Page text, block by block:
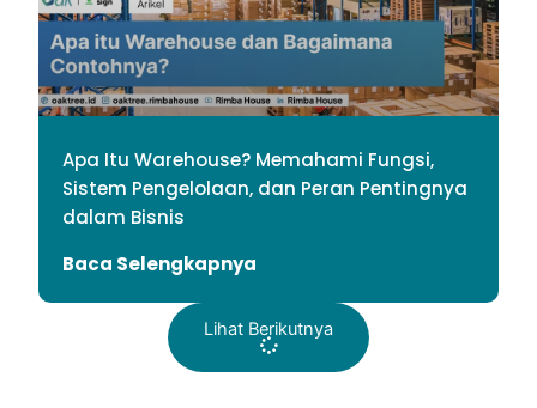
Apa Itu Warehouse? Memahami Fungsi,
Sistem Pengelolaan, dan Peran Pentingnya
dalam Bisnis
Baca Selengkapnya
Lihat Berikutnya